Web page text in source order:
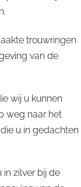
trouwringen
van de
wij u kunnen
weg naar het
u in gedachten
zilver bij de